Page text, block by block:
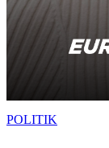
POLITIK